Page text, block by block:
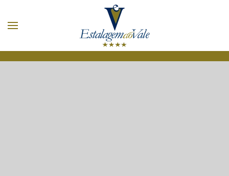
Zum Hauptinhalt springen